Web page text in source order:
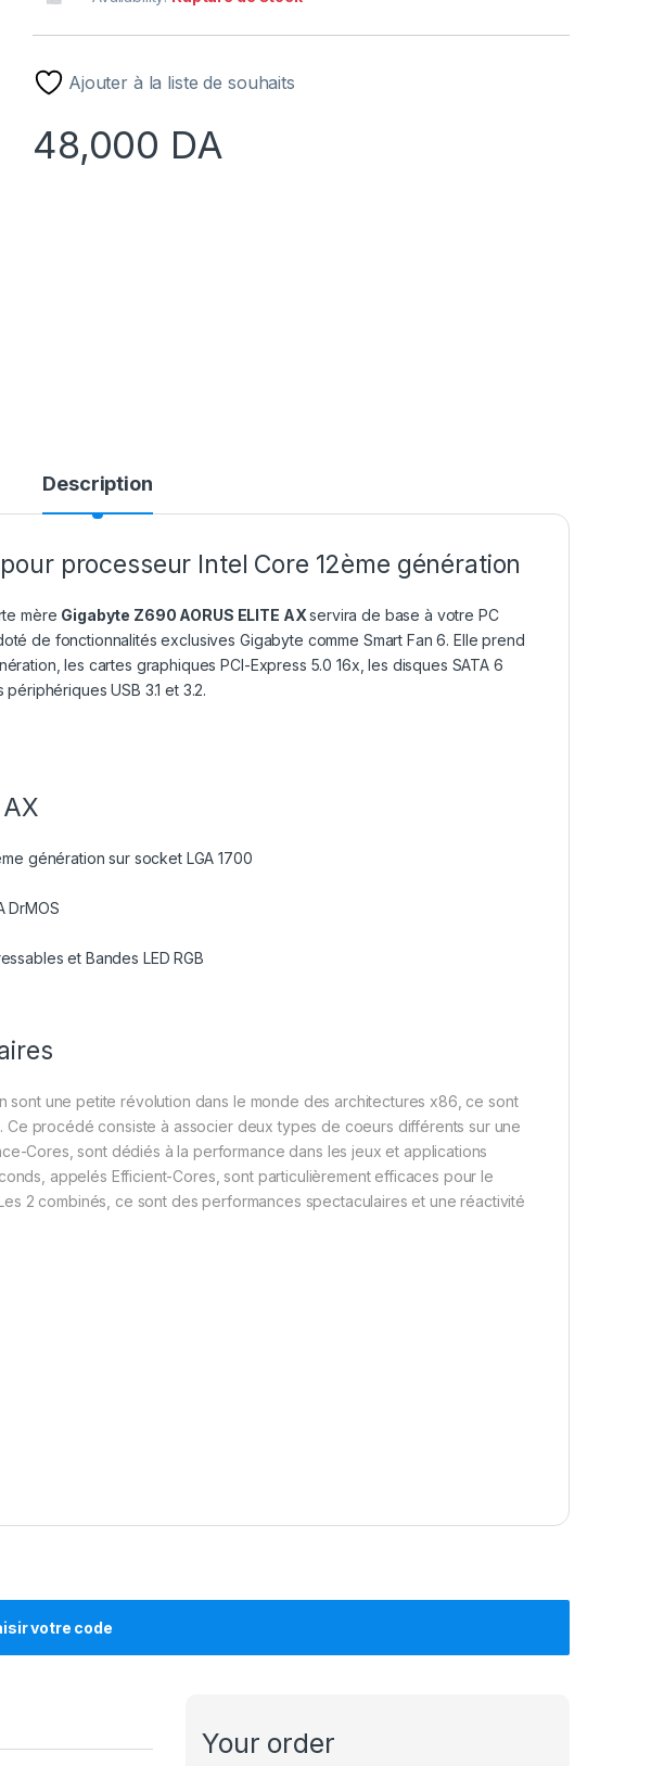
Ajouter à la liste de souhaits
48,000 DA
Description
processeur Intel Core 12ème génération
mère Gigabyte Z690 AORUS ELITE AXservira de base à votre PC
de fonctionnalités exclusives Gigabyte comme Smart Fan 6. Elle prend
les cartes graphiques PCI-Express 5.0 16x, les disques SATA 6
USB 3.1 et 3.2.
génération sur socket LGA 1700
DrMOS
et Bandes LED RGB
sont une petite révolution dans le monde des architectures x86, ce sont
procédé consiste à associer deux types de coeurs différents sur une
Cores, sont dédiés à la performance dans les jeux et applications
appelés Efficient-Cores, sont particulièrement efficaces pour le
2 combinés, ce sont des performances spectaculaires et une réactivité
votre code
Your order